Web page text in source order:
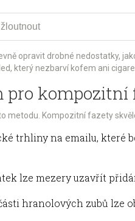
opravit drobné nedostatky,
který nezbarví kofem ani
pro kompozitní
metodu. Kompozitní fazety
trhliny na emailu, které
lze mezery uzavřít
hranolových zubů lze